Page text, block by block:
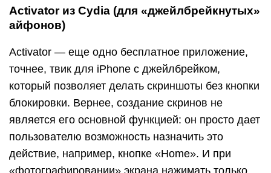
Activator официально поддерживает iOS 9
(iPhone 6s) и более ранние выпуски системы.
Поддержка iOS 10 пока не заявлена, но,
вероятно, будет реализована в ближайшее
время.